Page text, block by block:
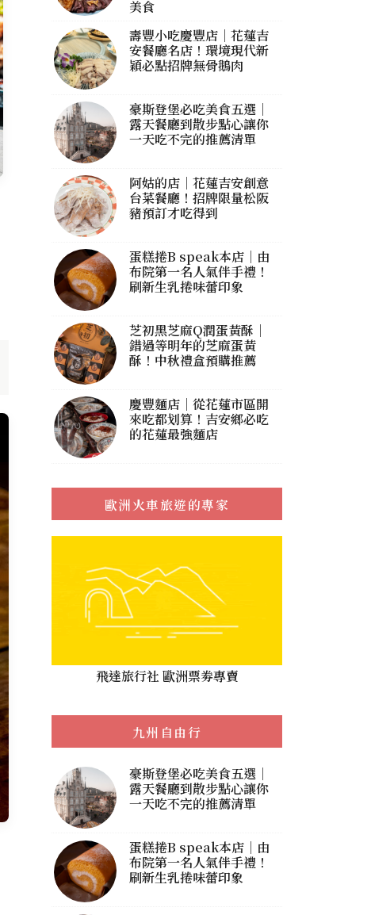
美食
壽豐小吃慶豐店｜花蓮吉
安餐廳名店！環境現代新
穎必點招牌無骨鵝肉
豪斯登堡必吃美食五選｜
露天餐廳到散步點心讓你
一天吃不完的推薦清單
阿姑的店｜花蓮吉安創意
台菜餐廳！招牌限量松阪
豬預訂才吃得到
蛋糕捲B speak本店｜由
布院第一名人氣伴手禮！
刷新生乳捲味蕾印象
芝初黑芝麻Q潤蛋黃酥｜
錯過等明年的芝麻蛋黃
酥！中秋禮盒預購推薦
慶豐麵店｜從花蓮市區開
來吃都划算！吉安鄉必吃
的花蓮最強麵店
歐洲火車旅遊的專家
飛達旅行社 歐洲票劵專賣
九州自由行
豪斯登堡必吃美食五選｜
露天餐廳到散步點心讓你
一天吃不完的推薦清單
蛋糕捲B speak本店｜由
布院第一名人氣伴手禮！
刷新生乳捲味蕾印象